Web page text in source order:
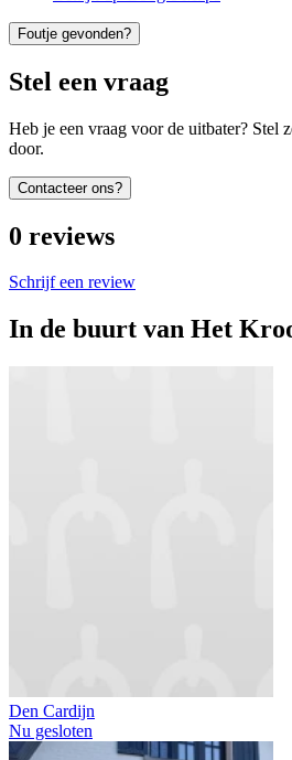
Foutje gevonden?
Stel een vraag
Heb je een vraag voor de uitbater? Stel
door.
Contacteer ons?
0 reviews
Schrijf een review
In de buurt van Het
Den Cardijn
Nu gesloten